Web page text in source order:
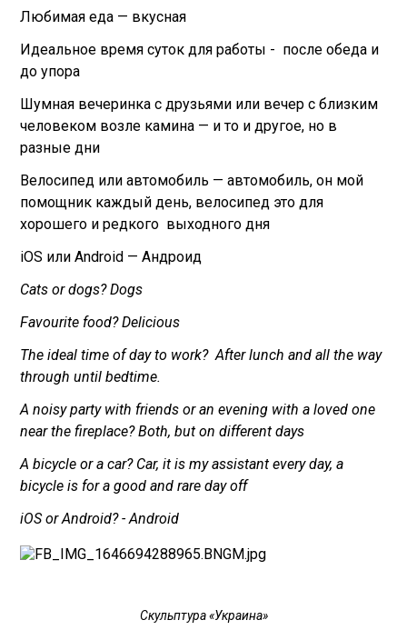
Любимая еда — вкусная
Идеальное время суток для работы - после обеда и
до упора
Шумная вечеринка с друзьями или вечер с близким
человеком возле камина — и то и другое, но в
разные дни
Велосипед или автомобиль — автомобиль, он мой
помощник каждый день, велосипед это для
хорошего и редкого выходного дня
iOS или Android — Андроид
Cats or dogs? Dogs
Favourite food? Delicious
The ideal time of day to work? After lunch and all the way
through until bedtime.
A noisy party with friends or an evening with a loved one
near the fireplace? Both, but on different days
A bicycle or a car? Car, it is my assistant every day, a
bicycle is for a good and rare day off
iOS or Android? - Android
Скульптура «‎Украина»